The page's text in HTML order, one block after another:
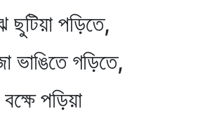
ছুটিয়া পড়িতে,
ভাঙিতে গড়িতে,
পড়িয়া